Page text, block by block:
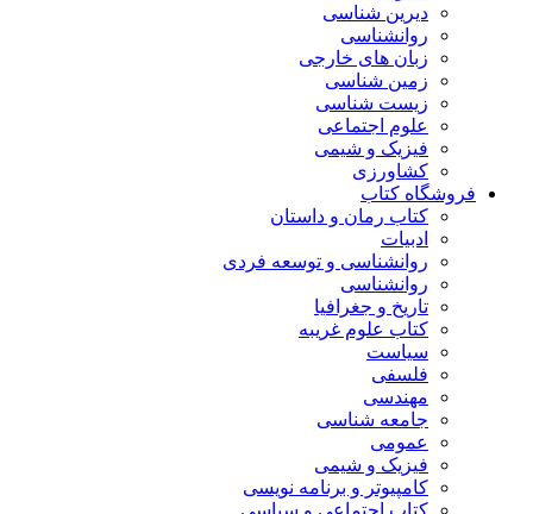
دیرین شناسی
روانشناسی
زبان های خارجی
زمین شناسی
زیست شناسی
علوم اجتماعی
فیزیک و شیمی
کشاورزی
کتاب
کتاب رمان و داستان
روانشناسی و توسعه فردی
روانشناسی
تاریخ و جغرافیا
کتاب علوم غریبه
سیاست
مهندسی
جامعه شناسی
فیزیک و شیمی
کامپیوتر و برنامه نویسی
کتاب اجتماعی و سیاسی